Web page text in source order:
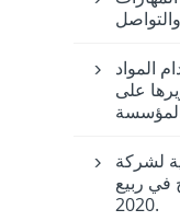

المواد
على

لشركة
في ربيع
2020.